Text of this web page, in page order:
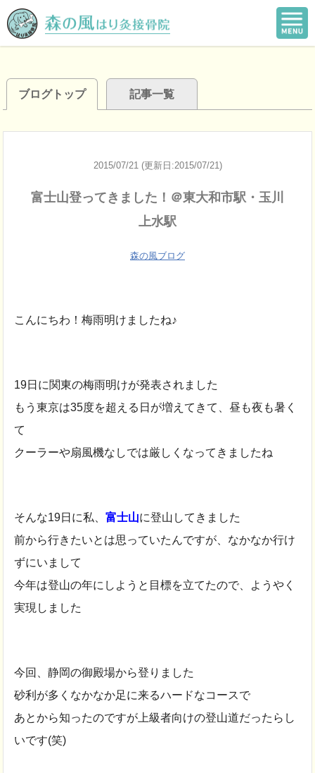
ブログトップ 記事一覧
2015/07/21 (更新日:2015/07/21)
富士山登ってきました！＠東大和市駅・玉川
上水駅
森の風ブログ
こんにちわ！梅雨明けましたね♪
19日に関東の梅雨明けが発表されました
もう東京は35度を超える日が増えてきて、昼も夜も暑く
て
クーラーや扇風機なしでは厳しくなってきましたね
そんな19日に私、富士山に登山してきました
前から行きたいとは思っていたんですが、なかなか行け
ずにいまして
今年は登山の年にしようと目標を立てたので、ようやく
実現しました
今回、静岡の御殿場から登りました
砂利が多くなかなか足に来るハードなコースで
あとから知ったのですが上級者向けの登山道だったらし
いです(笑)